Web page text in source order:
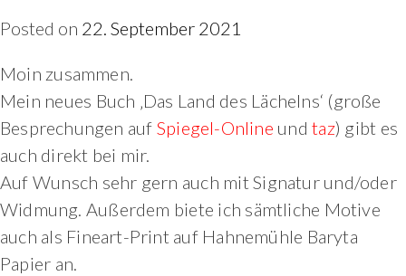
Posted on 22. September 2021
Moin zusammen.
Mein neues Buch ‚Das Land des Lächelns‘ (große
Besprechungen auf Spiegel-Online undtaz) gibt es
auch direkt bei mir.
Auf Wunsch sehr gern auch mit Signatur und/oder
Widmung. Außerdem biete ich sämtliche Motive
auch als Fineart-Print auf Hahnemühle Baryta
Papier an.